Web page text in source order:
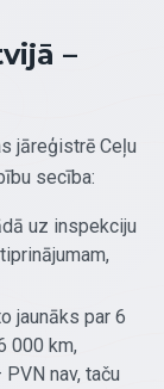
–
jāreģistrē Ceļu
secība:
uz inspekciju
jaunāks par 6
000 km,
nav, taču